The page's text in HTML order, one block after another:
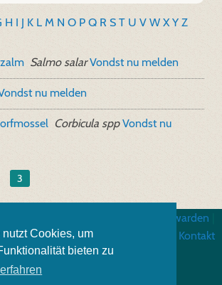
Cookies, um
bieten zu
H I J K L M N O P Q R S T U V W XY Z
Salmo salar Vondst nu melden
nu melden
Corbicula spp Vondst nu
3
Algemene gebruiksvoorwarden
Gegevensbescherming
Kontakt